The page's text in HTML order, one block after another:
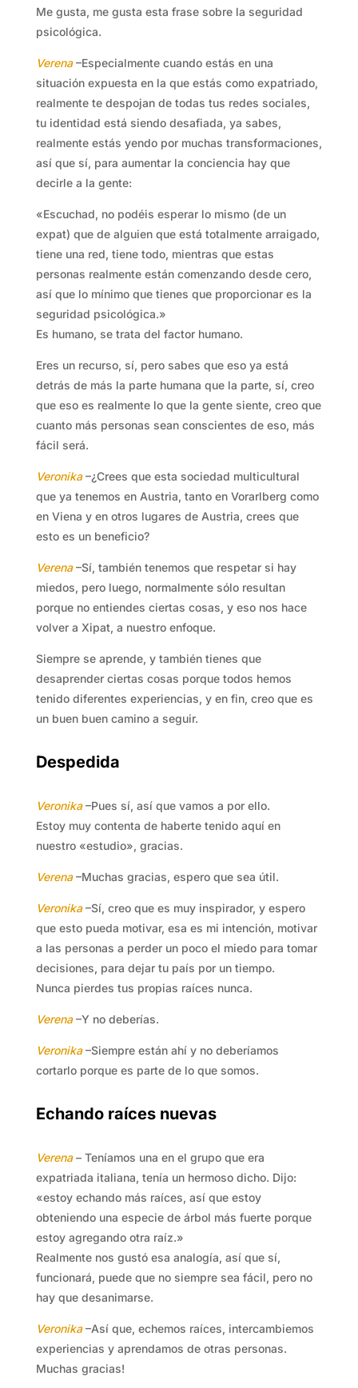
Me gusta, me gusta esta frase sobre la seguridad
psicológica.
Verena –Especialmente cuando estás en una
situación expuesta en la que estás como expatriado,
realmente te despojan de todas tus redes sociales,
tu identidad está siendo desafiada, ya sabes,
realmente estás yendo por muchas transformaciones,
así que sí, para aumentar la conciencia hay que
decirle a la gente:
«Escuchad, no podéis esperar lo mismo (de un
expat) que de alguien que está totalmente arraigado,
tiene una red, tiene todo, mientras que estas
personas realmente están comenzando desde cero,
así que lo mínimo que tienes que proporcionar es la
seguridad psicológica.»
Es humano, se trata del factor humano.
Eres un recurso, sí, pero sabes que eso ya está
detrás de más la parte humana que la parte, sí, creo
que eso es realmente lo que la gente siente, creo que
cuanto más personas sean conscientes de eso, más
fácil será.
Veronika–¿Crees que esta sociedad multicultural
que ya tenemos en Austria, tanto en Vorarlberg como
en Viena y en otros lugares de Austria, crees que
esto es un beneficio?
Verena –Sí, también tenemos que respetar si hay
miedos, pero luego, normalmente sólo resultan
porque no entiendes ciertas cosas, y eso nos hace
volver a Xipat, a nuestro enfoque.
Siempre se aprende, y también tienes que
desaprender ciertas cosas porque todos hemos
tenido diferentes experiencias, y en fin, creo que es
un buen buen camino a seguir.
Despedida
Veronika–Pues sí, así que vamos a por ello.
Estoy muy contenta de haberte tenido aquí en
nuestro «estudio», gracias.
Verena –Muchas gracias, espero que sea útil.
Veronika –Sí, creo que es muy inspirador, y espero
que esto pueda motivar, esa es mi intención, motivar
a las personas a perder un poco el miedo para tomar
decisiones, para dejar tu país por un tiempo.
Nunca pierdes tus propias raíces nunca.
Verena –Y no deberías.
Veronika –Siempre están ahí y no deberíamos
cortarlo porque es parte de lo que somos.
Echando raíces nuevas
Verena – Teníamos una en el grupo que era
expatriada italiana, tenía un hermoso dicho. Dijo:
«estoy echando más raíces, así que estoy
obteniendo una especie de árbol más fuerte porque
estoy agregando otra raíz.»
Realmente nos gustó esa analogía, así que sí,
funcionará, puede que no siempre sea fácil, pero no
hay que desanimarse.
Veronika –Así que, echemos raíces, intercambiemos
experiencias y aprendamos de otras personas.
Muchas gracias!